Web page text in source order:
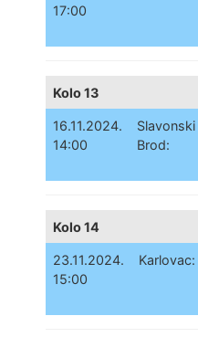
17:00
Kolo 13
16.11.2024.
14:00
Slavonski
Brod:
Kolo 14
23.11.2024.
15:00
Karlovac: